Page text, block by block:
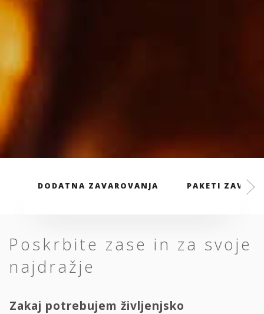
DODATNA ZAVAROVANJA PAKETI
Poskrbite zase in za svoje
najdražje
Zakaj potrebujem življenjsko